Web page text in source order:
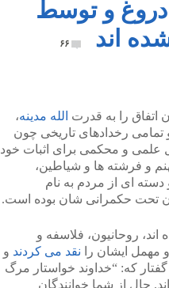
دروغ و توسط
اند
۶۶
اتفاق را به قدرت الله مدینه،
رخدادهای تاریخی چون
علمی و محکمی برای اثبات خود
و فرشته ها و شیاطین،
ای از مردم به نام
تحت حکمرانی شان بوده است.
روحانیون، فلاسفه و
مهمل ایشان را نقد می کردند و
که: “خداوند خواستار مرگ
حال از شما خوانندگان